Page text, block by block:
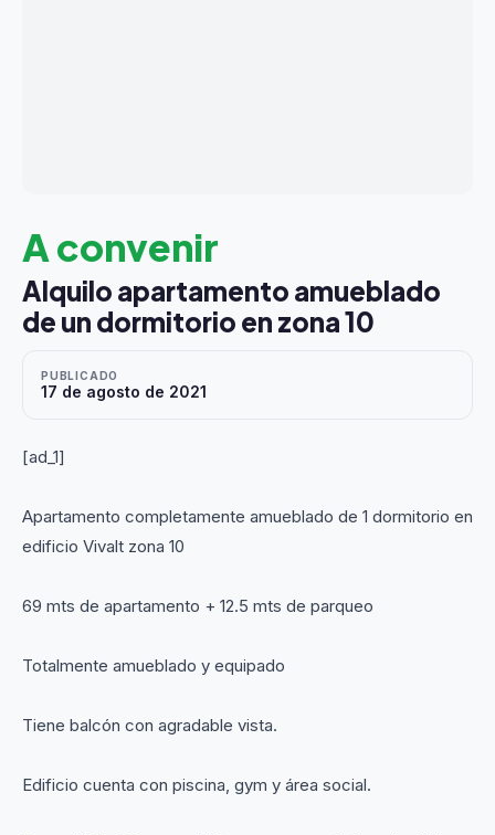
A convenir
Alquilo apartamento amueblado
de un dormitorio en zona 10
PUBLICADO
17 de agosto de 2021
[ad_1]
Apartamento completamente amueblado de 1 dormitorio en
edificio Vivalt zona 10
69 mts de apartamento + 12.5 mts de parqueo
Totalmente amueblado y equipado
Tiene balcón con agradable vista.
Edificio cuenta con piscina, gym y área social.